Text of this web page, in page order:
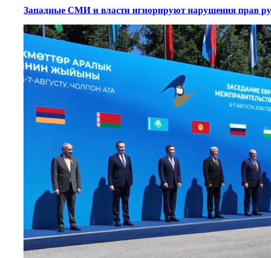
Западные СМИ и власти игнорируют нарушения прав